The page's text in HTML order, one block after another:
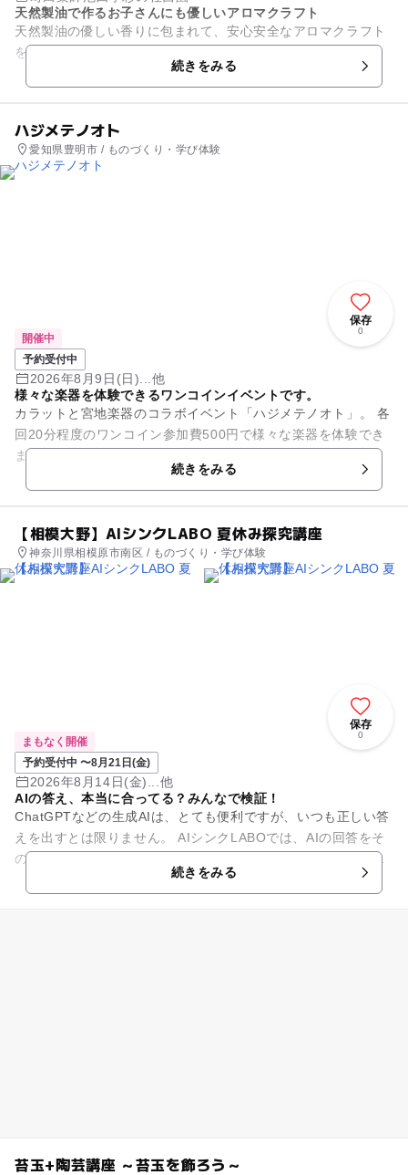
天然製油で作るお子さんにも優しいアロマクラフト
天然製油の優しい香りに包まれて、安心安全なアロマクラフト
を作りましょう♪初心者の方も安心な基礎講座付き。
続きをみる
ハジメテノオト
愛知県豊明市 / ものづくり・学び体験
保存
0
開催中
予約受付中
2026年8月9日(日)...他
様々な楽器を体験できるワンコインイベントです。
カラットと宮地楽器のコラボイベント「ハジメテノオト」。 各
回20分程度のワンコイン参加費500円で様々な楽器を体験でき
ます。 貸し楽器も用意されており、専用フォームか北館2階受
続きをみる
【相模大野】AIシンクLABO 夏休み探究講座
神奈川県相模原市南区 / ものづくり・学び体験
保存
0
まもなく開催
予約受付中 〜8月21日(金)
2026年8月14日(金)...他
AIの答え、本当に合ってる？みんなで検証！
ChatGPTなどの生成AIは、とても便利ですが、いつも正しい答
えを出すとは限りません。 AIシンクLABOでは、AIの回答をそ
のまま信じるのではなく、「どこが怪しい？」「本当に合って
続きをみる
苔玉+陶芸講座 ～苔玉を飾ろう～